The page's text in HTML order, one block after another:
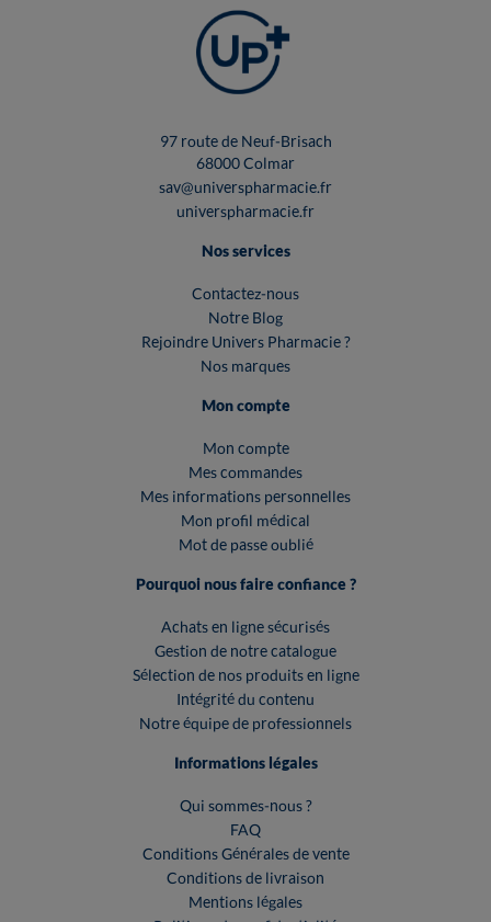
97 route de Neuf-Brisach
68000 Colmar
sav@universpharmacie.fr
universpharmacie.fr
Nos services
Contactez-nous
Notre Blog
Rejoindre Univers Pharmacie ?
Nos marques
Mon compte
Mon compte
Mes commandes
Mes informations personnelles
Mon profil médical
Mot de passe oublié
Pourquoi nous faire confiance ?
Achats en ligne sécurisés
Gestion de notre catalogue
Sélection de nos produits en ligne
Intégrité du contenu
Notre équipe de professionnels
Informations légales
Qui sommes-nous ?
FAQ
Conditions Générales de vente
Conditions de livraison
Mentions légales